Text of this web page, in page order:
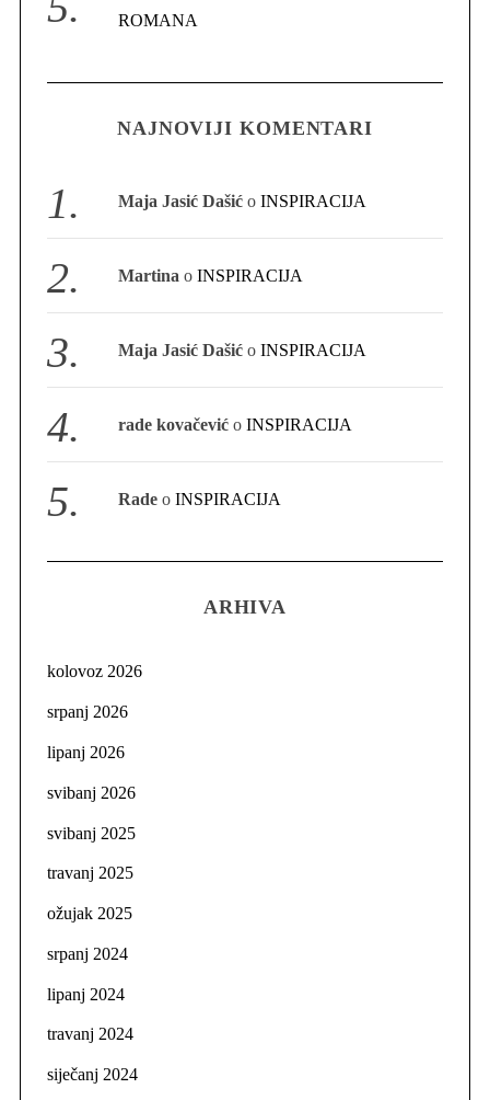
ROMANA
NAJNOVIJI KOMENTARI
Maja Jasić Dašić oINSPIRACIJA
Martina oINSPIRACIJA
Maja Jasić Dašić oINSPIRACIJA
rade kovačević oINSPIRACIJA
Rade oINSPIRACIJA
ARHIVA
kolovoz 2026
srpanj 2026
lipanj 2026
svibanj 2026
svibanj 2025
travanj 2025
ožujak 2025
srpanj 2024
lipanj 2024
travanj 2024
siječanj 2024
f
: